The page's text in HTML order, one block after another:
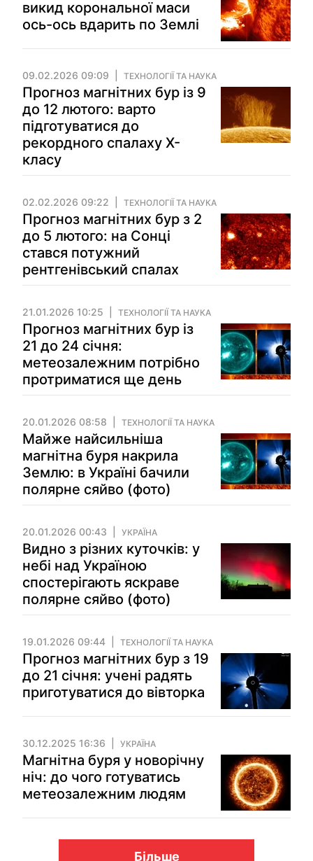
викид корональної маси
ось-ось вдарить по Землі
09.02.2026 09:09 ТЕХНОЛОГІЇ ТА НАУКА
Прогноз магнітних бур із 9
до 12 лютого: варто
підготуватися до
рекордного спалаху Х-
класу
02.02.2026 09:22 ТЕХНОЛОГІЇ ТА НАУКА
Прогноз магнітних бур з 2
до 5 лютого: на Сонці
стався потужний
рентгенівський спалах
21.01.2026 10:25 ТЕХНОЛОГІЇ ТА НАУКА
Прогноз магнітних бур із
21 до 24 січня:
метеозалежним потрібно
протриматися ще день
20.01.2026 08:58 ТЕХНОЛОГІЇ ТА НАУКА
Майже найсильніша
магнітна буря накрила
Землю: в Україні бачили
полярне сяйво (фото)
20.01.2026 00:43 УКРАЇНА
Видно з різних куточків: у
небі над Україною
спостерігають яскраве
полярне сяйво (фото)
19.01.2026 09:44 ТЕХНОЛОГІЇ ТА НАУКА
Прогноз магнітних бур з 19
до 21 січня: учені радять
приготуватися до вівторка
30.12.2025 16:36 УКРАЇНА
Магнітна буря у новорічну
ніч: до чого готуватись
метеозалежним людям
Більше